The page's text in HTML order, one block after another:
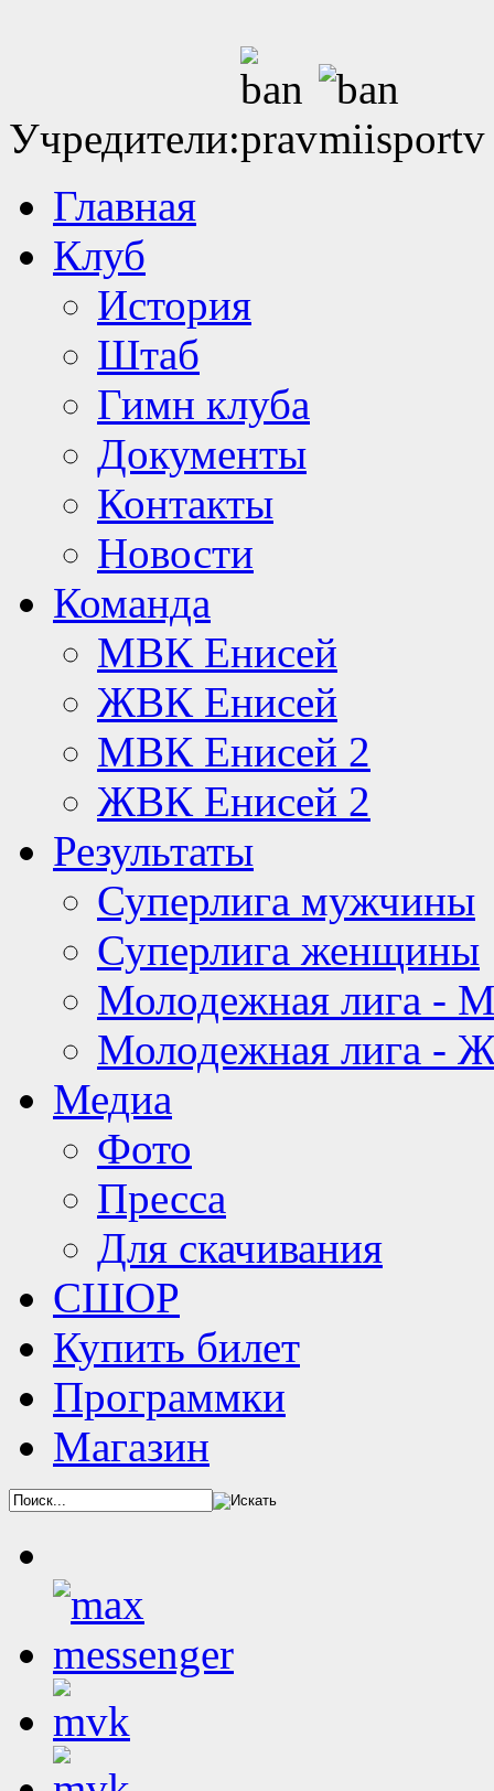
Учредители:
Главная
Клуб
История
Штаб
Гимн клуба
Документы
Контакты
Новости
Команда
МВК Енисей
ЖВК Енисей
МВК Енисей 2
ЖВК Енисей 2
Результаты
Суперлига мужчины
Суперлига женщины
Молодежная лига -
Молодежная лига -
Медиа
Фото
Пресса
Для скачивания
СШОР
Купить билет
Программки
Магазин